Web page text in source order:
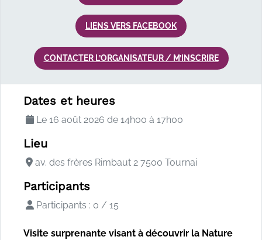
LIENS VERS FACEBOOK
CONTACTER L’ORGANISATEUR / M’INSCRIRE
Description de
Visite surprenante visant à découvrir la Nature
Dates et heures
Le 16 août 2026 de 14h00 à 17h00
Lieu
av. des frères Rimbaut 2 7500 Tournai
Participants
Participants : 0 / 15